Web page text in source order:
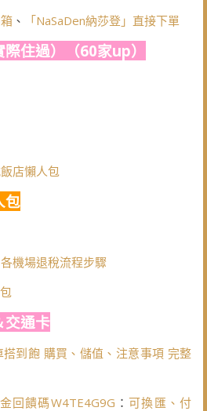
、 「NaSaDen納莎登」直接下單
住過）（60家up）
店懶人包
包
各機場退稅流程步驟
交通卡
到飽 購買、儲值、注意事項 完整
回饋碼W4TE4G9G ：可換匯、付